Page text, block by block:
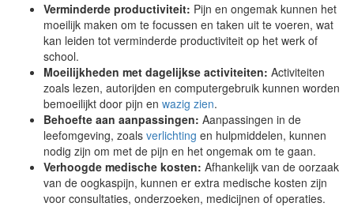
Verminderde productiviteit: Pijn en ongemak kunnen het
moeilijk maken om te focussen en taken uit te voeren, wat
kan leiden tot verminderde productiviteit op het werk of
school.
Moeilijkheden met dagelijkse activiteiten: Activiteiten
zoals lezen, autorijden en computergebruik kunnen worden
bemoeilijkt door pijn en wazig zien.
Behoefte aan aanpassingen: Aanpassingen in de
leefomgeving, zoals verlichting en hulpmiddelen, kunnen
nodig zijn om met de pijn en het ongemak om te gaan.
Verhoogde medische kosten: Afhankelijk van de oorzaak
van de oogkaspijn, kunnen er extra medische kosten zijn
voor consultaties, onderzoeken, medicijnen of operaties.